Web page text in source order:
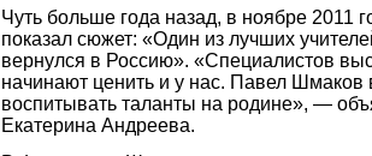
Чуть больше года назад, в ноябре 2011
показал сюжет: «Один из лучших
вернулся в Россию». «Специалистов
начинают ценить и у нас. Павел Шмаков
воспитывать таланты на родине», —
Екатерина Андреева.